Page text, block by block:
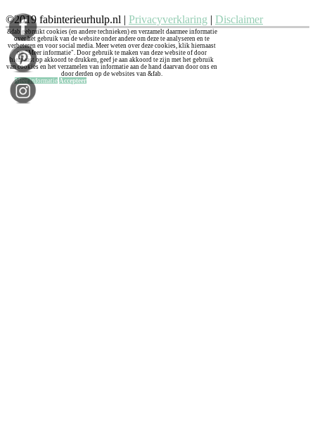
©2019 fabinterieurhulp.nl | Privacyverklaring | Disclaimer
&fab gebruikt cookies (en andere technieken) en verzamelt daarmee informatie
over het gebruik van de website onder andere om deze te analyseren en te
verbeteren en voor social media. Meer weten over deze cookies, klik hiernaast
op "Meer informatie". Door gebruik te maken van deze website of door
hiernaast op akkoord te drukken, geef je aan akkoord te zijn met het gebruik
van cookies en het verzamelen van informatie aan de hand daarvan door ons en
door derden op de websites van &fab.
Meer informatie Accepteer